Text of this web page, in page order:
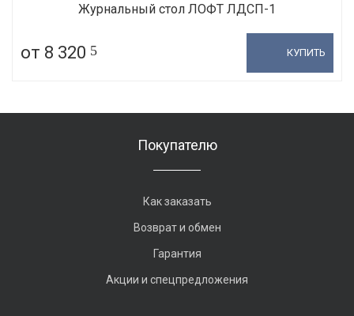
Журнальный стол ЛОФТ ЛДСП-1
от 8 320 5 КУПИТЬ
Покупателю
Как заказать
Возврат и обмен
Гарантия
Акции и спецпредложения